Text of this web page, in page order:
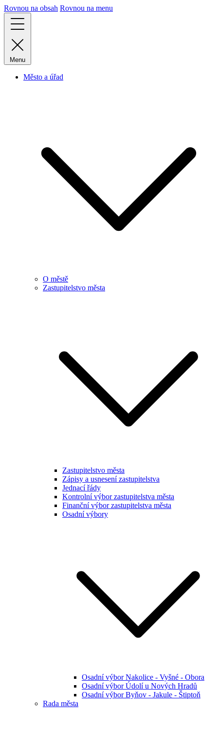
Rovnou na obsah Rovnou na menu
Menu
Město a úřad
O městě
Zastupitelstvo města
Zastupitelstvo města
Zápisy a usnesení zastupitelstva
Jednací řády
Kontrolní výbor zastupitelstva města
Finanční výbor zastupitelstva města
Osadní výbory
Osadní výbor Nakolice - Vyšné - Obora
Osadní výbor Údolí u Nových Hradů
Osadní výbor Byňov - Jakule - Štiptoň
Rada města